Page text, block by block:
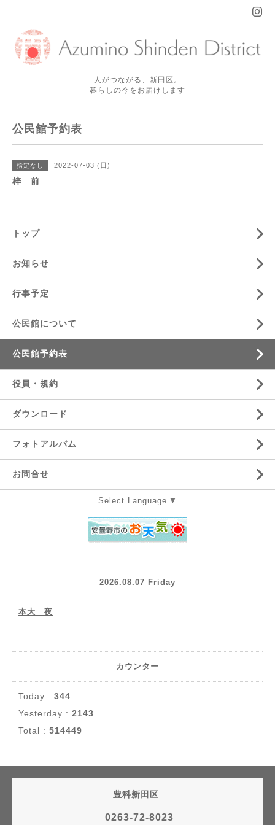
人がつながる、新田区。
暮らしの今をお届けします
公民館予約表
指定なし 2022-07-03 (日)
梓 前
トップ
お知らせ
行事予定
公民館について
公民館予約表
役員・規約
ダウンロード
フォトアルバム
お問合せ
Select Language ▼
2026.08.07 Friday
本大 夜
カウンター
Today : 344
Yesterday : 2143
Total : 514449
豊科新田区
0263-72-8023